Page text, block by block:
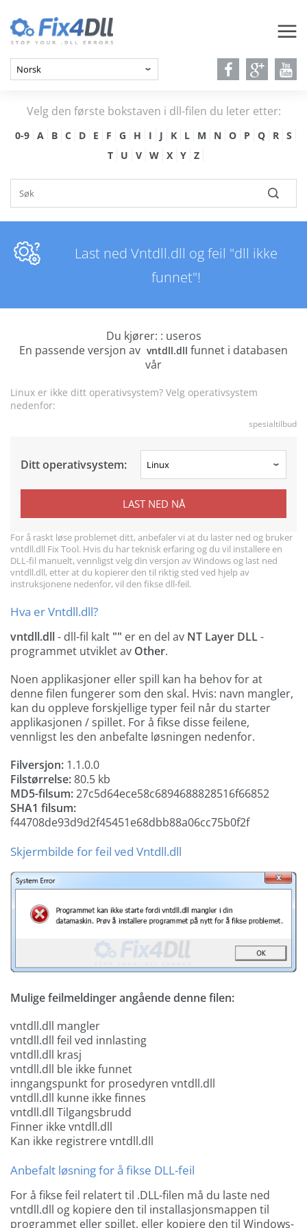
Velg den første bokstaven i dll-filen du leter etter:
0-9 A B C D E F G H I J K L M N O P Q R
S
T
U V W X Y Z
Last ned Vntdll.dll og feil "dll ikke
funnet"!
Du kjører: : useros
En passende versjon av vntdll.dll funnet i databasen
vår
Linux er ikke ditt operativsystem? Velg operativsystem
nedenfor:
spesialtilbud
Ditt operativsystem:
LAST NED NÅ
For å raskt løse problemet ditt, anbefaler vi at du laster ned og bruker
vntdll.dll Fix Tool. Hvis du har teknisk erfaring og du vil installere en
DLL-fil manuelt, vennligst velg din versjon av Windows og last ned
vntdll.dll, etter at du kopierer den til riktig sted ved hjelp av
instruksjonene nedenfor, vil den fikse dll-feil.
Hva er Vntdll.dll?
vntdll.dll- dll-fil kalt "" er en del av NT Layer DLL-
programmet utviklet av Other.
Noen applikasjoner eller spill kan ha behov for at
denne filen fungerer som den skal. Hvis: navn mangler,
kan du oppleve forskjellige typer feil når du starter
applikasjonen / spillet. For å fikse disse feilene,
vennligst les den anbefalte løsningen nedenfor.
Filversjon: 1.1.0.0
Filstørrelse:80.5 kb
MD5-filsum:27c5d64ece58c6894688828516f66852
SHA1 filsum:
f44708de93d9d2f45451e68dbb88a06cc75b0f2f
Skjermbilde for feil ved Vntdll.dll
Mulige feilmeldinger angående denne filen:
vntdll.dll mangler
vntdll.dll feil ved innlasting
vntdll.dll krasj
vntdll.dll ble ikke funnet
inngangspunkt for prosedyren vntdll.dll
vntdll.dll kunne ikke finnes
vntdll.dll Tilgangsbrudd
Finner ikke vntdll.dll
Kan ikke registrere vntdll.dll
Anbefalt løsning for å fikse DLL-feil
For å fikse feil relatert til .DLL-filen må du laste ned
vntdll.dll og kopiere den til installasjonsmappen til
programmet eller spillet, eller kopiere den til Windows-